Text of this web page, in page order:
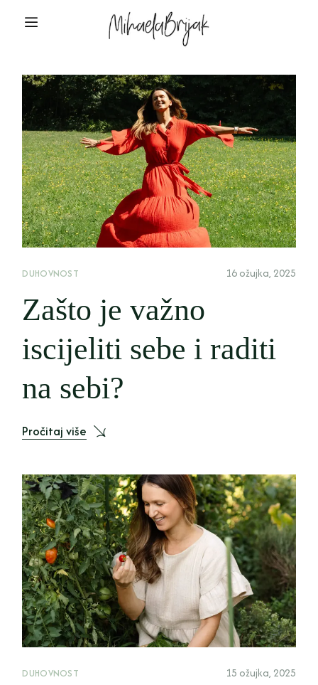
DUHOVNOST 16 ožujka, 2025
Zašto je važno
iscijeliti sebe i raditi
na sebi?
Pročitaj više
DUHOVNOST 15 ožujka, 2025